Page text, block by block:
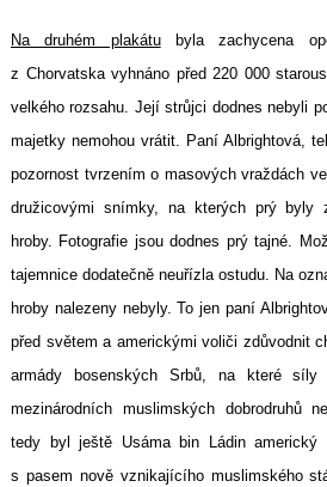
Na druhém plakátubyla zachycena
z Chorvatska vyhnáno před 220 000
velkého rozsahu. Její strůjci dodnes nebyli
majetky nemohou vrátit. Paní Albrightová,
pozornost tvrzením o masových vraždách
družicovými snímky, na kterých prý byly
hroby. Fotografie jsou dodnes prý tajné.
tajemnice dodatečně neuřízla ostudu. Na
hroby nalezeny nebyly. To jen paní
před světem a americkými voliči zdůvodnit
armády bosenských Srbů, na které síly
mezinárodních muslimských dobrodruhů
tedy byl ještě Usáma bin Ládin americký
s pasem nově vznikajícího muslimského